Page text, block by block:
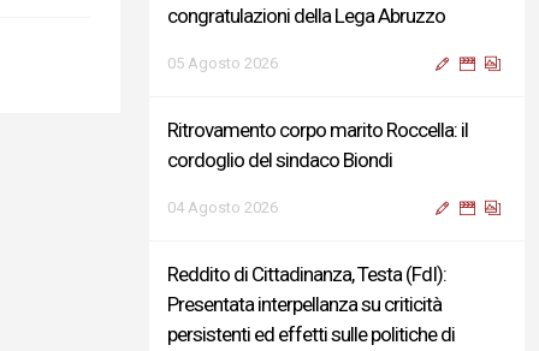
congratulazioni della Lega Abruzzo
05 Agosto 2026
Ritrovamento corpo marito Roccella: il
cordoglio del sindaco Biondi
04 Agosto 2026
Reddito di Cittadinanza, Testa (FdI):
Presentata interpellanza su criticità
persistenti ed effetti sulle politiche di